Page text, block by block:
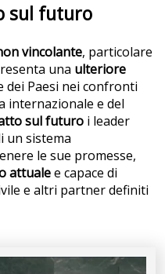
sul futuro
vincolante, particolare
una ulteriore
dei Paesi nei confronti
internazionale e del
sul futuro i leader
un sistema
le sue promesse,
attualee capace di
e altri partner definiti